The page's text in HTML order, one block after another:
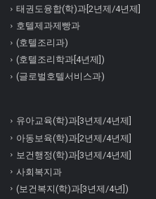
태권도융합(학)과[2년제/4년제]
호텔제과제빵과
(호텔조리과)
(호텔조리학과[4년제])
(글로벌호텔서비스과)
유아교육(학)과[3년제/4년제]
아동보육(학)과[2년제/4년제]
보건행정(학)과[3년제/4년제]
사회복지과
(보건복지(학)과[3년제/4년])